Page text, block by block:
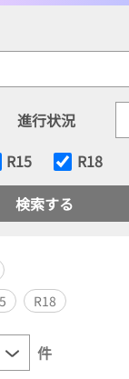
進行状況
R15 R18
R18
件